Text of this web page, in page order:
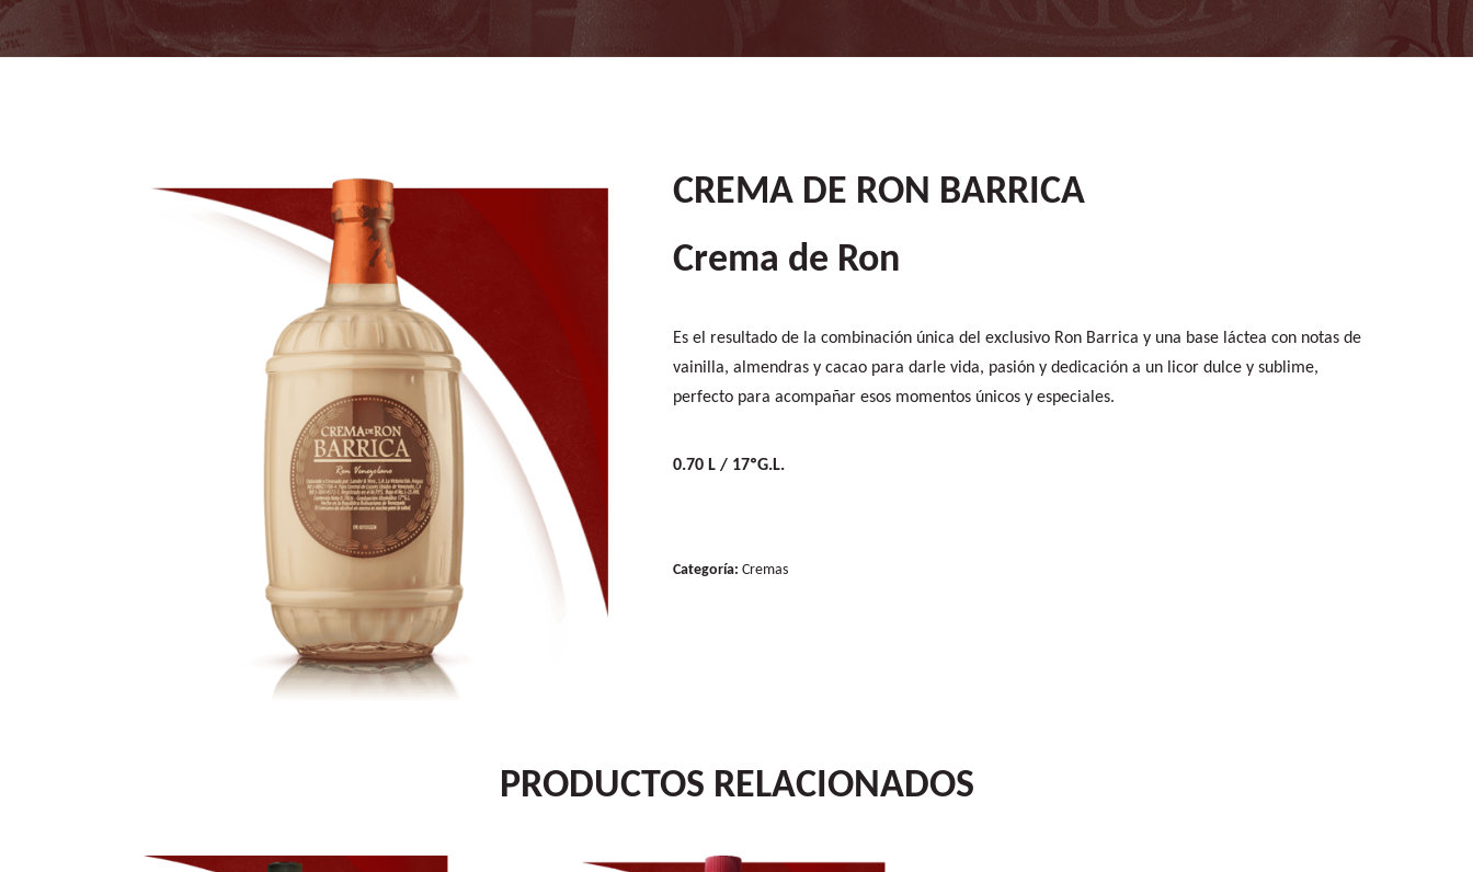
CREMA DE RON BARRICA
Crema de Ron
Es el resultado de la combinación única del exclusivo Ron Barrica y una base láctea con notas de
vainilla, almendras y cacao para darle vida, pasión y dedicación a un licor dulce y sublime,
perfecto para acompañar esos momentos únicos y especiales.
0.70 L / 17ºG.L.
Categoría: Cremas
PRODUCTOS RELACIONADOS